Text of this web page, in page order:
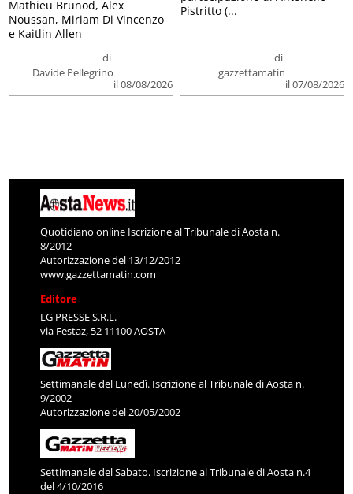
di
Davide Pellegrino
il 08/08/2026
Mathieu Brunod, Alex
Noussan, Miriam Di Vincenzo
e Kaitlin Allen
di
gazzettamatin
il 07/08/2026
Pistritto (...
Quotidiano online Iscrizione al Tribunale di Aosta n.
8/2012
Autorizzazione del 13/12/2012
www.gazzettamatin.com
Editore
LG PRESSE S.R.L.
via Festaz, 52 11100 AOSTA
Settimanale del Lunedì. Iscrizione al Tribunale di Aosta n.
9/2002
Autorizzazione del 20/05/2002
Settimanale del Sabato. Iscrizione al Tribunale di Aosta n.4
del 4/10/2016